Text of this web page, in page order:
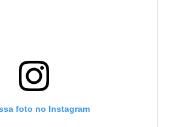
foto no Instagram